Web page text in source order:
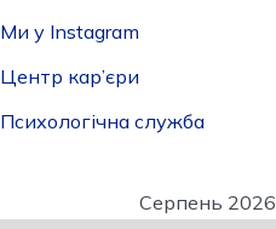
Ми у Instagram
Центр кар’єри
Психологічна служба
Серпень 2026